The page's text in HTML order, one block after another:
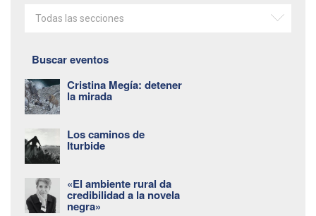
Todas las secciones
Buscar eventos
Cristina Megía: detener
la mirada
Los caminos de
Iturbide
«El ambiente rural da
credibilidad a la novela
negra»